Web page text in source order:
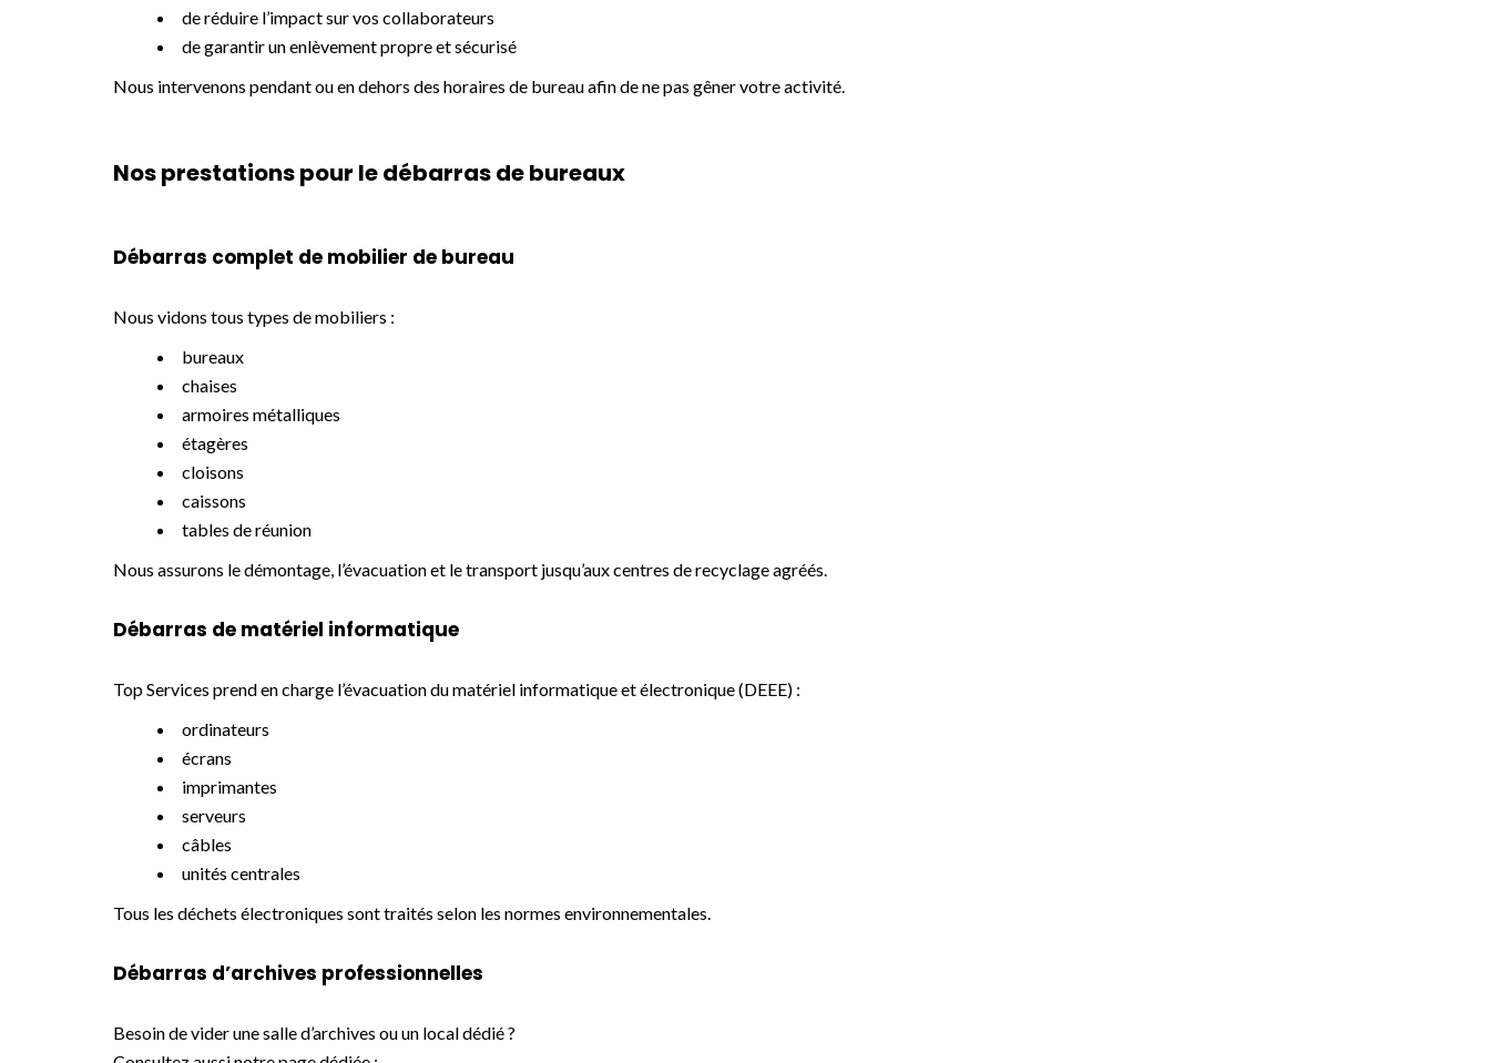
de réduire l’impact sur vos collaborateurs
de garantir un enlèvement propre et sécurisé
Nous intervenons pendant ou en dehors des horaires de bureau afin de ne pas gêner votre activité.
Nos prestations pour le débarras de bureaux
Débarras complet de mobilier de bureau
Nous vidons tous types de mobiliers :
bureaux
chaises
armoires métalliques
étagères
cloisons
caissons
tables de réunion
Nous assurons le démontage, l’évacuation et le transport jusqu’aux centres de recyclage agréés.
Débarras de matériel informatique
Top Services prend en charge l’évacuation du matériel informatique et électronique (DEEE) :
ordinateurs
écrans
imprimantes
serveurs
câbles
unités centrales
Tous les déchets électroniques sont traités selon les normes environnementales.
Débarras d’archives professionnelles
Besoin de vider une salle d’archives ou un local dédié ?